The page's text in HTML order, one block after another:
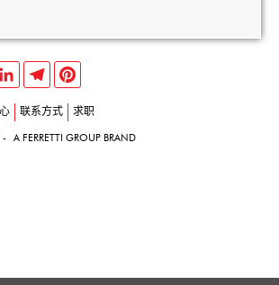
LINKEDINTELEGRAM
联系方式 求职
- A FERRETTI GROUP BRAND